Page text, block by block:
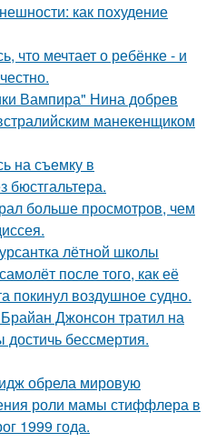
как похудение
что мечтает о ребёнке - и
Вампира" Нина добрев
манекенщиком
на съемку в
бюстгальтера.
больше просмотров, чем
лётной школы
после того, как её
покинул воздушное судно.
Джонсон тратил на
бессмертия.
обрела мировую
роли мамы стиффлера в
1999 года.